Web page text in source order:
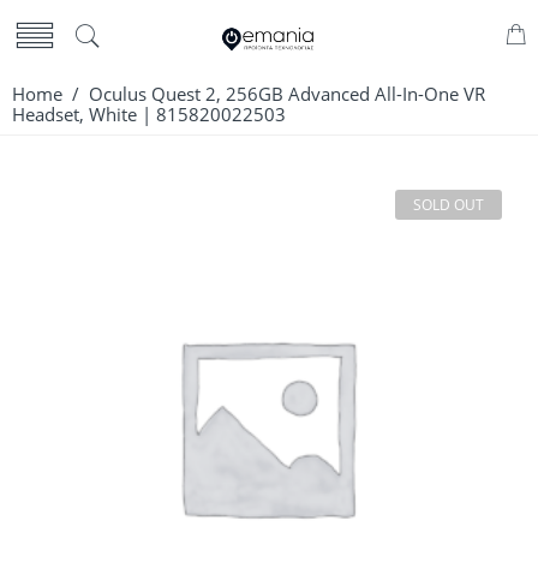
Home / Oculus Quest 2, 256GB Advanced All-In-One VR
Headset, White | 815820022503
SOLD OUT